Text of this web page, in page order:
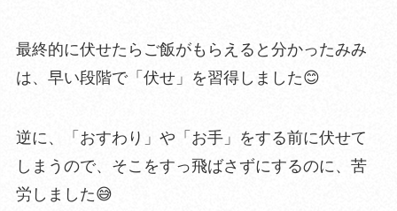
最終的に伏せたらご飯がもらえると分かったみみ
は、早い段階で「伏せ」を習得しました😊
逆に、「おすわり」や「お手」をする前に伏せて
しまうので、そこをすっ飛ばさずにするのに、苦
労しました😅